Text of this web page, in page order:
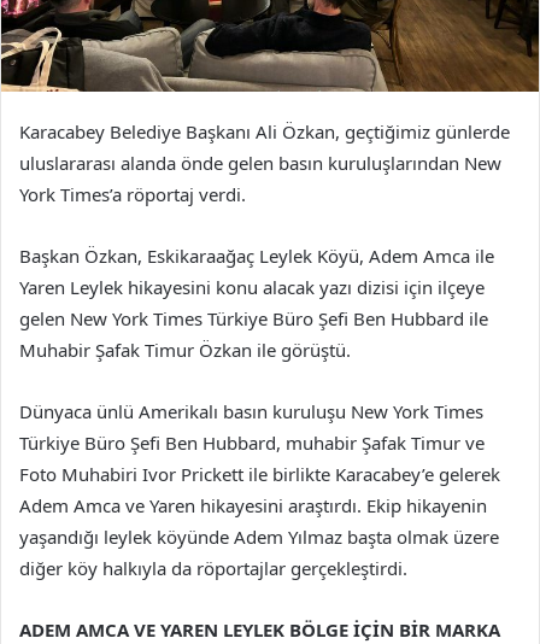
Karacabey Belediye Başkanı Ali Özkan, geçtiğimiz günlerde
uluslararası alanda önde gelen basın kuruluşlarından New
York Times’a röportaj verdi.
Başkan Özkan, Eskikaraağaç Leylek Köyü, Adem Amca ile
Yaren Leylek hikayesini konu alacak yazı dizisi için ilçeye
gelen New York Times Türkiye Büro Şefi Ben Hubbard ile
Muhabir Şafak Timur Özkan ile görüştü.
Dünyaca ünlü Amerikalı basın kuruluşu New York Times
Türkiye Büro Şefi Ben Hubbard, muhabir Şafak Timur ve
Foto Muhabiri Ivor Prickett ile birlikte Karacabey’e gelerek
Adem Amca ve Yaren hikayesini araştırdı. Ekip hikayenin
yaşandığı leylek köyünde Adem Yılmaz başta olmak üzere
diğer köy halkıyla da röportajlar gerçekleştirdi.
ADEM AMCA VE YAREN LEYLEK BÖLGE İÇİN BİR MARKA